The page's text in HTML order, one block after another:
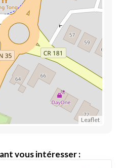
Leaflet
vous intéresser :